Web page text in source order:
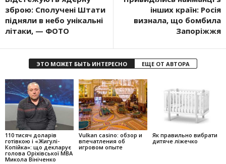
зброю: Сполучені Штати
підняли в небо унікальні
літаки, — ФОТО
інших країн: Росія
визнала, що бомбила
Запоріжжя
ЭТО МОЖЕТ БЫТЬ ИНТЕРЕСНО ЕЩЕ ОТ АВТОРА
110 тисяч доларів
готівкою і «Жигулі-
Копійка»: що декларує
голова Оріхівської МВА
Микола Вініченко
Vulkan casino: обзор и
впечатления об
игровом опыте
Як правильно вибрати
дитяче ліжечко